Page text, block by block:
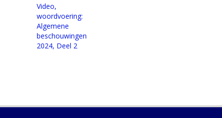
Video,
woordvoering:
Algemene
beschouwingen
2024, Deel 2